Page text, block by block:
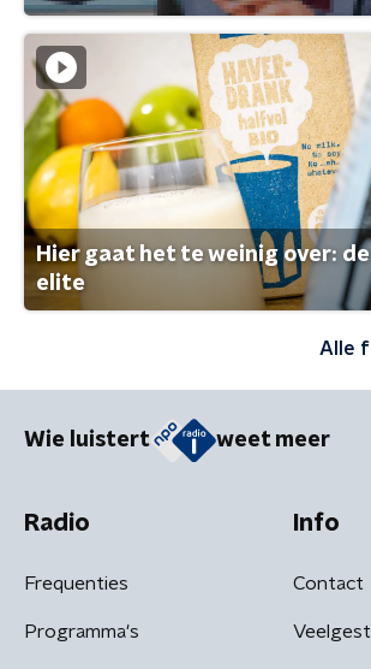
Hier gaat het te weinig over:
elite
Alle
Wie luistert weet meer
Radio
Frequenties
Programma's
Info
Contact